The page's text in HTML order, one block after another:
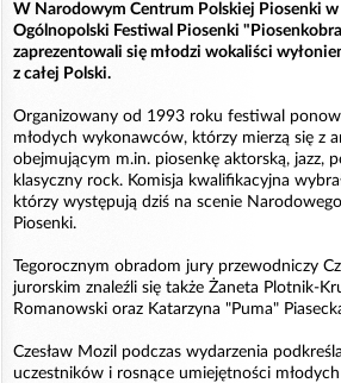
W Narodowym Centrum Polskiej Piosenki w
Ogólnopolski Festiwal Piosenki
zaprezentowali się młodzi wokaliści
z całej Polski.
Organizowany od 1993 roku festiwal
młodych wykonawców, którzy mierzą się z
obejmującym m.in. piosenkę aktorską, jazz,
klasyczny rock. Komisja kwalifikacyjna
którzy występują dziś na scenie
Piosenki.
Tegorocznym obradom jury przewodniczy
jurorskim znaleźli się także Żaneta Plotnik-
Romanowski oraz Katarzyna "Puma"
Czesław Mozil podczas wydarzenia
uczestników i rosnące umiejętności